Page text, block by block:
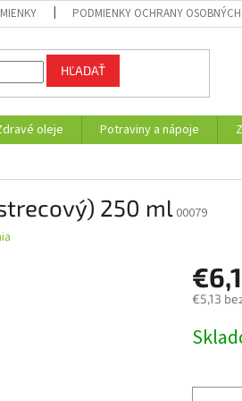
PODMIENKY OCHRANY OSOBNÝCH
HĽADAŤ
oleje Potraviny a nápoje
250 ml 00079
€5,13
cena: